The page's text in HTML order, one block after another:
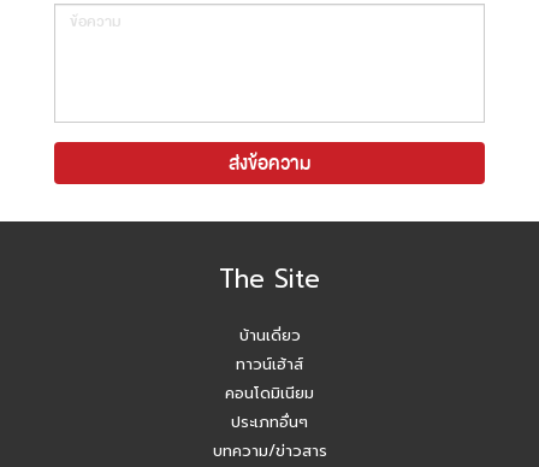
The Site
บ้านเดี่ยว
ทาวน์เฮ้าส์
คอนโดมิเนียม
ประเภทอื่นๆ
บทความ/ข่าวสาร